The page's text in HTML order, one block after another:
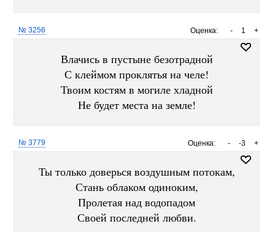
Оценка: +
1
-
№ 3256
Влачись в пустыне безотрадной
С клеймом проклятья на челе!
Твоим костям в могиле хладной
Не будет места на земле!
Оценка: +
-3
-
№ 3779
Ты только доверься воздушным потокам,
Стань облаком одиноким,
Пролетая над водопадом
Своей последней любви.